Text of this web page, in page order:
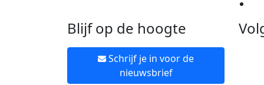
Blijf op de hoogte
Schrijf je in voor de
nieuwsbrief